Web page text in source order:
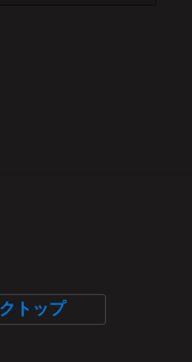
トップ